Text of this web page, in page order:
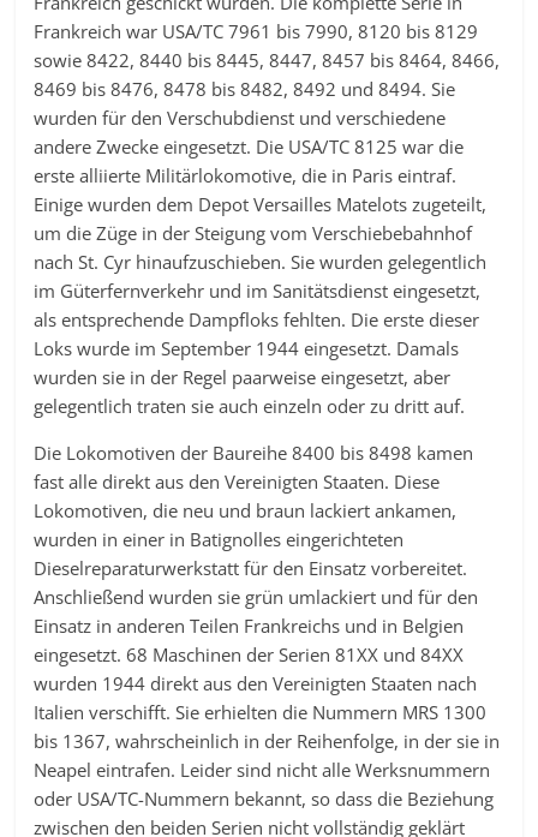
Frankreich war USA/TC 7961 bis 7990, 8120 bis 8129
sowie 8422, 8440 bis 8445, 8447, 8457 bis 8464, 8466,
8469 bis 8476, 8478 bis 8482, 8492 und 8494. Sie
wurden für den Verschubdienst und verschiedene
andere Zwecke eingesetzt. Die USA/TC 8125 war die
erste alliierte Militärlokomotive, die in Paris eintraf.
Einige wurden dem Depot Versailles Matelots zugeteilt,
um die Züge in der Steigung vom Verschiebebahnhof
nach St. Cyr hinaufzuschieben. Sie wurden gelegentlich
im Güterfernverkehr und im Sanitätsdienst eingesetzt,
als entsprechende Dampfloks fehlten. Die erste dieser
Loks wurde im September 1944 eingesetzt. Damals
wurden sie in der Regel paarweise eingesetzt, aber
gelegentlich traten sie auch einzeln oder zu dritt auf.
Die Lokomotiven der Baureihe 8400 bis 8498 kamen
fast alle direkt aus den Vereinigten Staaten. Diese
Lokomotiven, die neu und braun lackiert ankamen,
wurden in einer in Batignolles eingerichteten
Dieselreparaturwerkstatt für den Einsatz vorbereitet.
Anschließend wurden sie grün umlackiert und für den
Einsatz in anderen Teilen Frankreichs und in Belgien
eingesetzt. 68 Maschinen der Serien 81XX und 84XX
wurden 1944 direkt aus den Vereinigten Staaten nach
Italien verschifft. Sie erhielten die Nummern MRS 1300
bis 1367, wahrscheinlich in der Reihenfolge, in der sie in
Neapel eintrafen. Leider sind nicht alle Werksnummern
oder USA/TC-Nummern bekannt, so dass die Beziehung
zwischen den beiden Serien nicht vollständig geklärt